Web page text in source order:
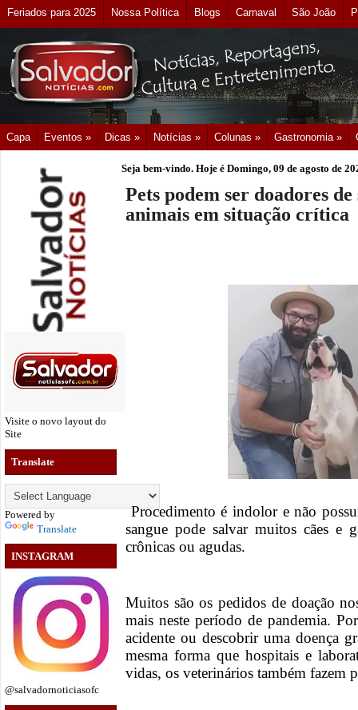
Feriados para 2025 Nossa Política Blogs Carnaval São João
Capa Eventos » Dicas » Notícias » Colunas » Gastronomia »
Visite o novo layout do
Site
Translate
Powered by
Translate
INSTAGRAM
@salvadornoticiasofc
Seja bem-vindo. Hoje é Domingo, 09 de agosto de
Pets podem ser doadores
animais em situação crítica
Procedimento é indolor e não
sangue pode salvar muitos cães e
crônicas ou agudas.
Muitos são os pedidos de doação
mais neste período de pandemia.
acidente ou descobrir uma doença
mesma forma que hospitais e
vidas, os veterinários também fazem